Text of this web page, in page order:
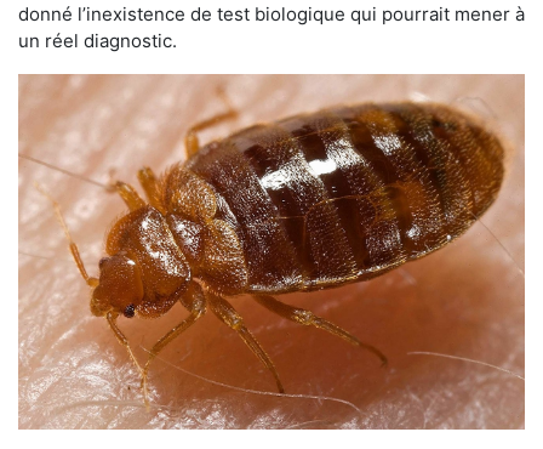
donné l’inexistence de test biologique qui pourrait mener à
un réel diagnostic.